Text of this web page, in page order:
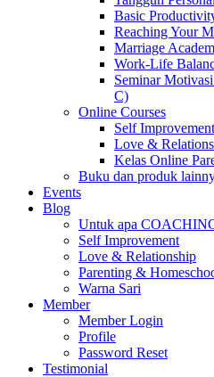
Basic
Reaching Your
Marriage
Work-Life
Seminar
C)
Online Courses
Self Improvement
Love &
Kelas Online
Buku dan produk
Events
Blog
Untuk apa
Self Improvement
Love & Relationship
Parenting &
Warna Sari
Member
Member Login
Profile
Password Reset
Testimonial